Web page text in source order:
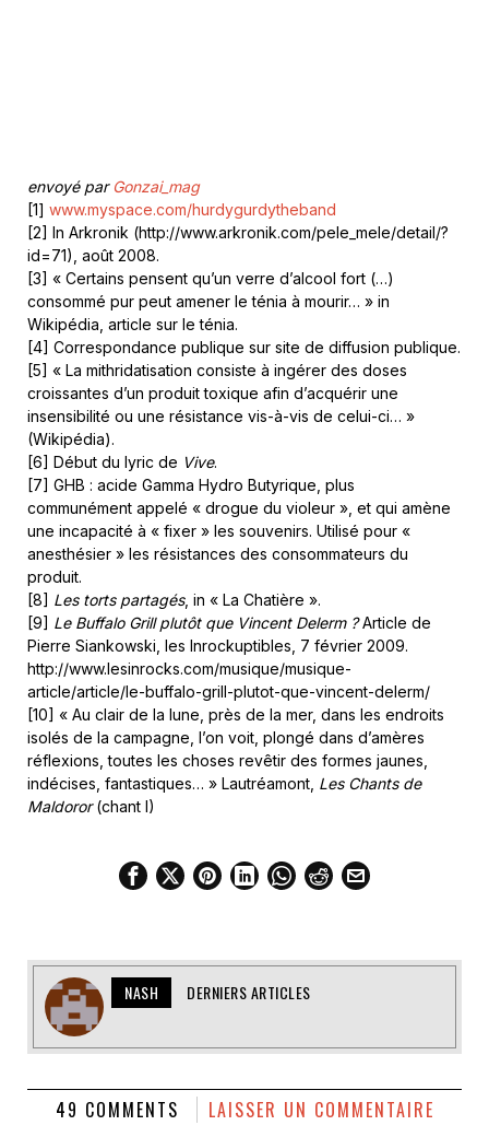
envoyé par Gonzai_mag
[1] www.myspace.com/hurdygurdytheband
[2] In Arkronik (http://www.arkronik.com/pele_mele/detail/?
id=71), août 2008.
[3] « Certains pensent qu’un verre d’alcool fort (…)
consommé pur peut amener le ténia à mourir… » in
Wikipédia, article sur le ténia.
[4] Correspondance publique sur site de diffusion publique.
[5] « La mithridatisation consiste à ingérer des doses
croissantes d’un produit toxique afin d’acquérir une
insensibilité ou une résistance vis-à-vis de celui-ci… »
(Wikipédia).
[6] Début du lyric de Vive.
[7] GHB : acide Gamma Hydro Butyrique, plus
communément appelé « drogue du violeur », et qui amène
une incapacité à « fixer » les souvenirs. Utilisé pour «
anesthésier » les résistances des consommateurs du
produit.
[8] Les torts partagés, in « La Chatière ».
[9] Le Buffalo Grill plutôt que Vincent Delerm ?Article de
Pierre Siankowski, les Inrockuptibles, 7 février 2009.
http://www.lesinrocks.com/musique/musique-
article/article/le-buffalo-grill-plutot-que-vincent-delerm/
[10] « Au clair de la lune, près de la mer, dans les endroits
isolés de la campagne, l’on voit, plongé dans d’amères
réflexions, toutes les choses revêtir des formes jaunes,
indécises, fantastiques… » Lautréamont, Les Chants de
Maldoror(chant I)
NASH DERNIERS ARTICLES
49 COMMENTS LAISSER UN COMMENTAIRE